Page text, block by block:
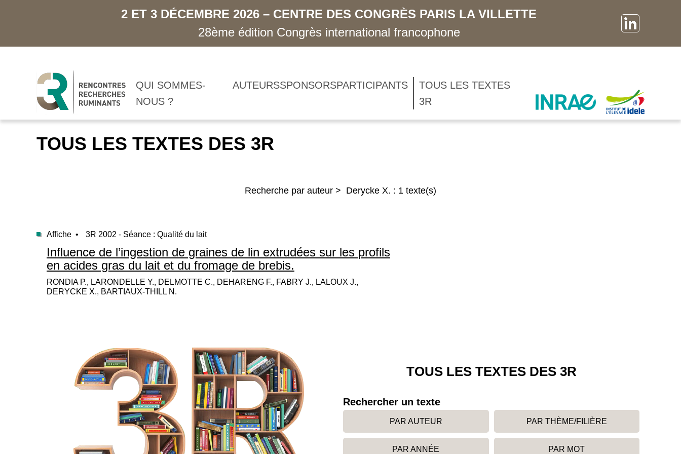
2 ET 3 DÉCEMBRE 2026 – CENTRE DES CONGRÈS PARIS LA VILLETTE
28ème édition Congrès international francophone
QUI SOMMES-
NOUS ?
AUTEURSSPONSORSPARTICIPANTS
TOUS LES TEXTES
3R
TOUS LES TEXTES DES 3R
Recherche par auteur > Derycke X. : 1 texte(s)
Affiche • 3R 2002 - Séance : Qualité du lait
Influence de l’ingestion de graines de lin extrudées sur les profils
en acides gras du lait et du fromage de brebis.
RONDIA P., LARONDELLE Y., DELMOTTE C., DEHARENG F., FABRY J., LALOUX J.,
DERYCKE X., BARTIAUX-THILL N.
TOUS LES TEXTES DES 3R
Rechercher un texte
PAR AUTEUR PAR THÈME/FILIÈRE
PAR ANNÉE PAR MOT